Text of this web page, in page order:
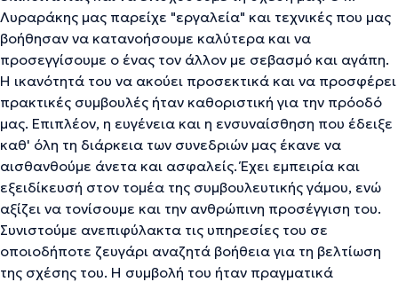
Λυραράκης μας παρείχε "εργαλεία" και τεχνικές που μας
βοήθησαν να κατανοήσουμε καλύτερα και να
προσεγγίσουμε ο ένας τον άλλον με σεβασμό και αγάπη.
Η ικανότητά του να ακούει προσεκτικά και να προσφέρει
πρακτικές συμβουλές ήταν καθοριστική για την πρόοδό
μας. Επιπλέον, η ευγένεια και η ενσυναίσθηση που έδειξε
καθ' όλη τη διάρκεια των συνεδριών μας έκανε να
αισθανθούμε άνετα και ασφαλείς. Έχει εμπειρία και
εξειδίκευσή στον τομέα της συμβουλευτικής γάμου, ενώ
αξίζει να τονίσουμε και την ανθρώπινη προσέγγιση του.
Συνιστούμε ανεπιφύλακτα τις υπηρεσίες του σε
οποιοδήποτε ζευγάρι αναζητά βοήθεια για τη βελτίωση
της σχέσης του. Η συμβολή του ήταν πραγματικά